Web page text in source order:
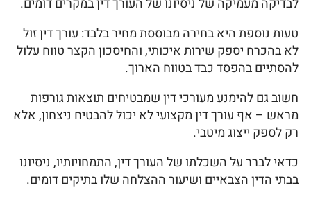
לבדיקה מעמיקה של ניסיונו של העורך דין במקרים דומים.
טעות נוספת היא בחירה מבוססת מחיר בלבד: עורך דין זול
לא בהכרח יספק שירות איכותי, והחיסכון הקצר טווח עלול
להסתיים בהפסד כבד בטווח הארוך.
חשוב גם להימנע מעורכי דין שמבטיחים תוצאות גורפות
מראש – אף עורך דין מקצועי לא יכול להבטיח ניצחון, אלא
רק לספק ייצוג מיטבי.
כדאי לברר על השכלתו של העורך דין, התמחויותיו, ניסיונו
בבתי הדין הצבאיים ושיעור ההצלחה שלו בתיקים דומים.